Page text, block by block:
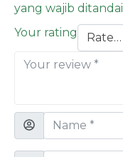
yang wajib ditandai
Your rating